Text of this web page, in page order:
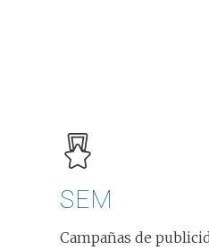
SEM
Campañas de